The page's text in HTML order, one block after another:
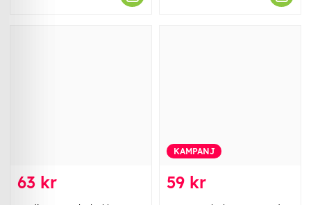
63 kr
KAMPANJ
59 kr